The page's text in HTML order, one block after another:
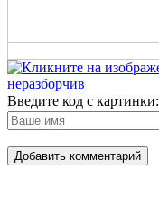
Введите код с картинки:
Добавить комментарий